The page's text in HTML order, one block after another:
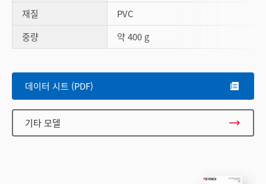
재질
PVC
중량
약 400 g
데이터 시트 (PDF)
기타 모델